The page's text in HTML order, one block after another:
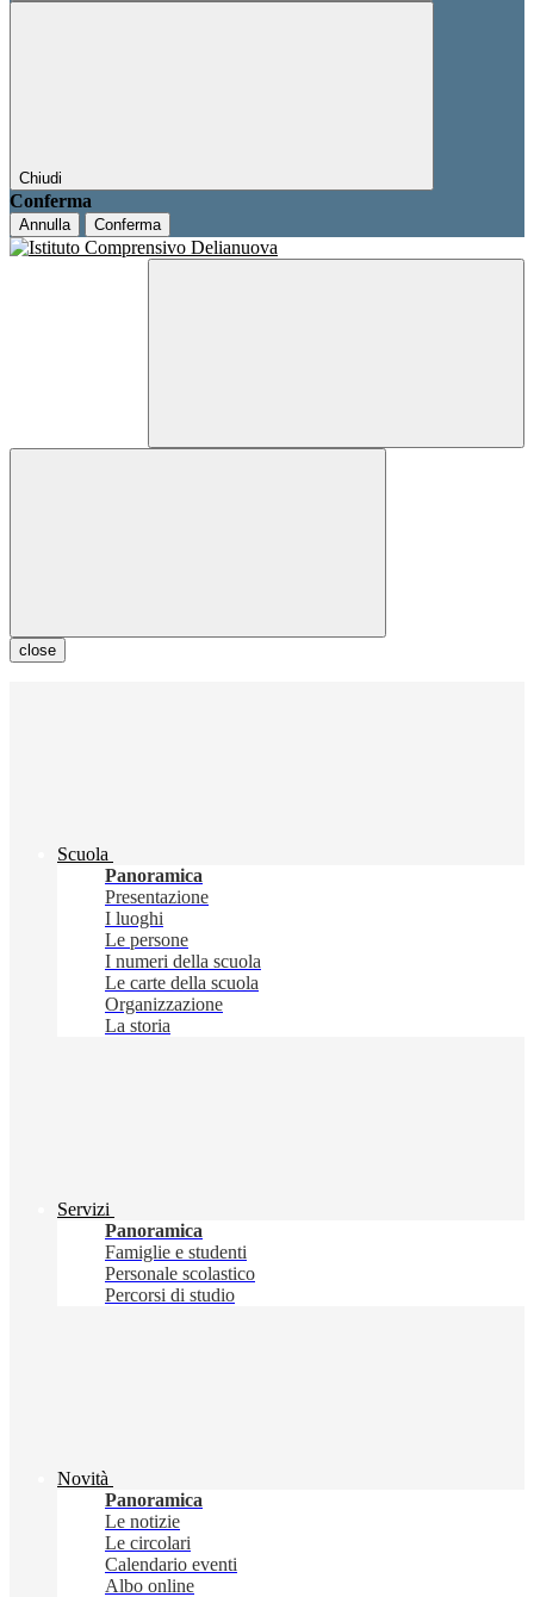
Chiudi
Conferma
Annulla Conferma
close
Scuola
Panoramica
Presentazione
I luoghi
Le persone
I numeri della scuola
Le carte della scuola
Organizzazione
La storia
Servizi
Panoramica
Famiglie e studenti
Personale scolastico
Percorsi di studio
Novità
Panoramica
Le notizie
Le circolari
Calendario eventi
Albo online